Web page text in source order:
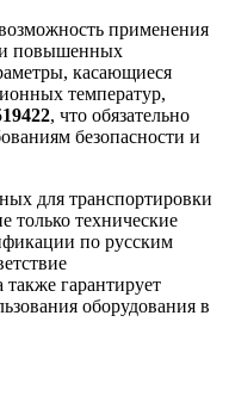
применения
повышенных
касающиеся
температур,
, что обязательно
безопасности и
для транспортировки
только технические
по русским
гарантирует
оборудования в